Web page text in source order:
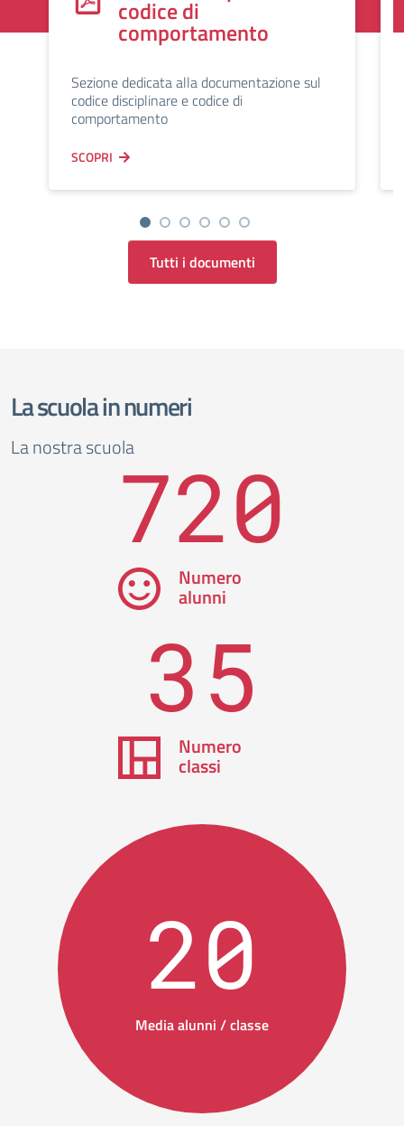
codice di
comportamento
Sezione dedicata alla documentazione sul
codice disciplinare e codice di
comportamento
SCOPRI
Tutti i documenti
La scuola in numeri
La nostra scuola720
Numero
alunni
35
Numero
classi
20
Media alunni / classe